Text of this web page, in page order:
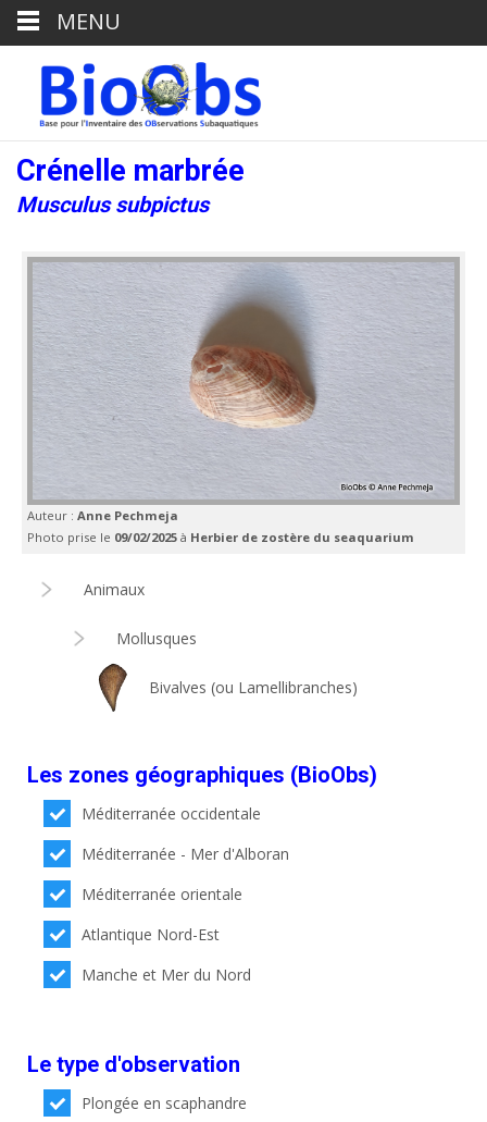
Crénelle marbrée
Musculus subpictus
Auteur : Anne Pechmeja
Photo prise le 09/02/2025 à Herbier de zostère du seaquarium
Animaux
Mollusques
Bivalves (ou Lamellibranches)
Les zones géographiques (BioObs)
Méditerranée occidentale
Méditerranée - Mer d'Alboran
Méditerranée orientale
Atlantique Nord-Est
Manche et Mer du Nord
Le type d'observation
Plongée en scaphandre
MENU